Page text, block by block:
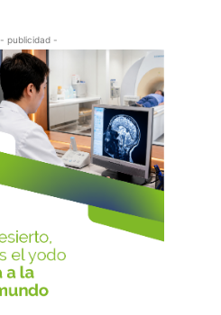
- publicidad -